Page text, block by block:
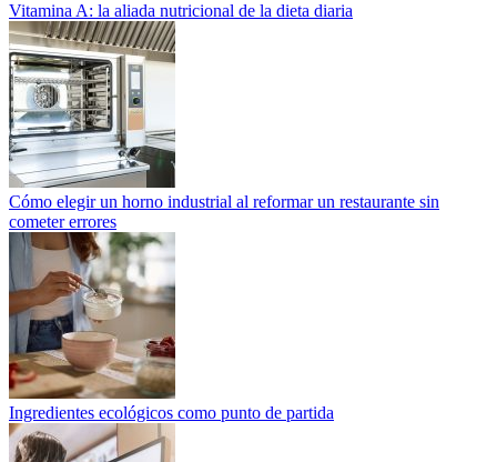
Vitamina A: la aliada nutricional de la dieta diaria
Cómo elegir un horno industrial al reformar un restaurante sin
cometer errores
Ingredientes ecológicos como punto de partida